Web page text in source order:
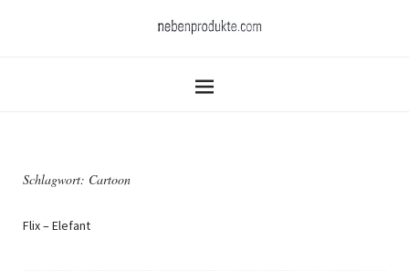
Schlagwort: Cartoon
Flix – Elefant